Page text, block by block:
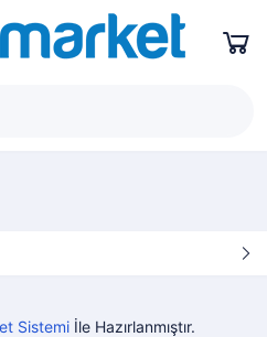
Sistemiİle Hazırlanmıştır.